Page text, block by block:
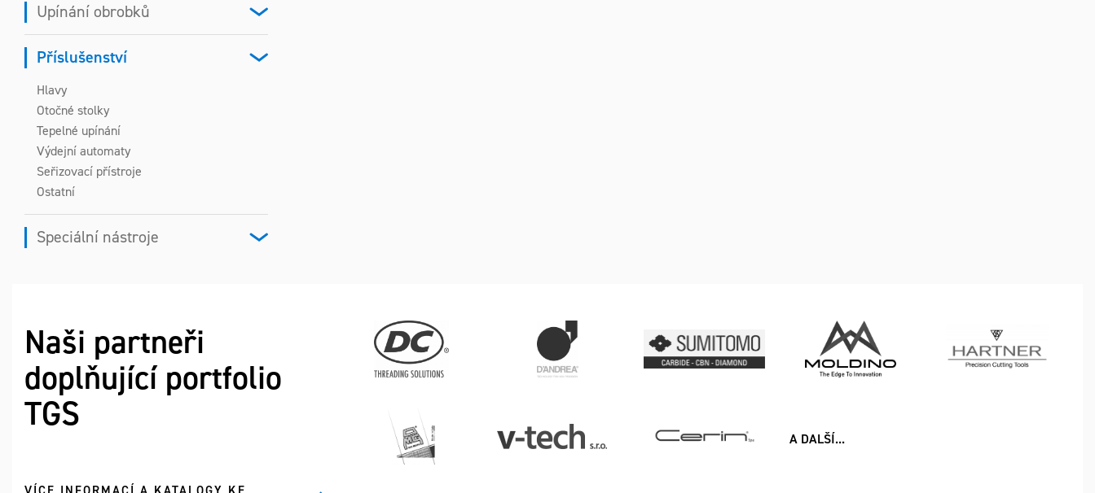
Upínání obrobků
Příslušenství
Hlavy
Otočné stolky
Tepelné upínání
Výdejní automaty
Seřizovací přístroje
Ostatní
Speciální nástroje
Naši partneři
doplňující portfolio
TGS
A DALŠÍ...